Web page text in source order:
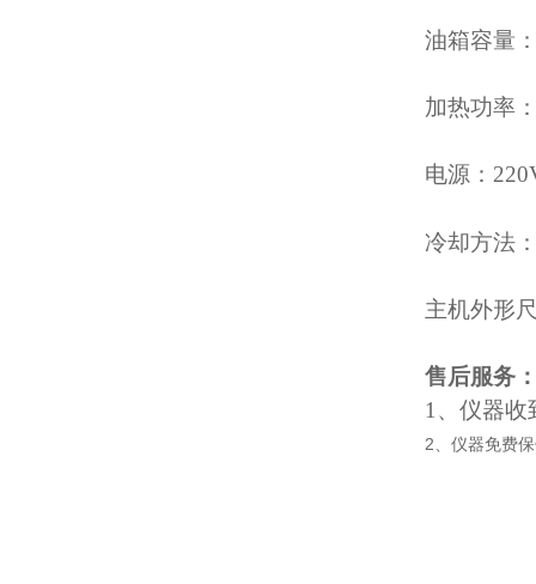
油箱容量
加热功率
电源：
冷却方法
主机外形
售后服务
1 、仪器收
2、仪器免费